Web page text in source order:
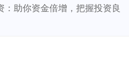
助你资金倍增，把握投资良